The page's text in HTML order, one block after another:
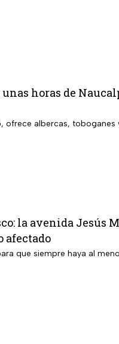
horas de
ofrece albercas,
la avenida Jesús
afectado
que siempre haya al